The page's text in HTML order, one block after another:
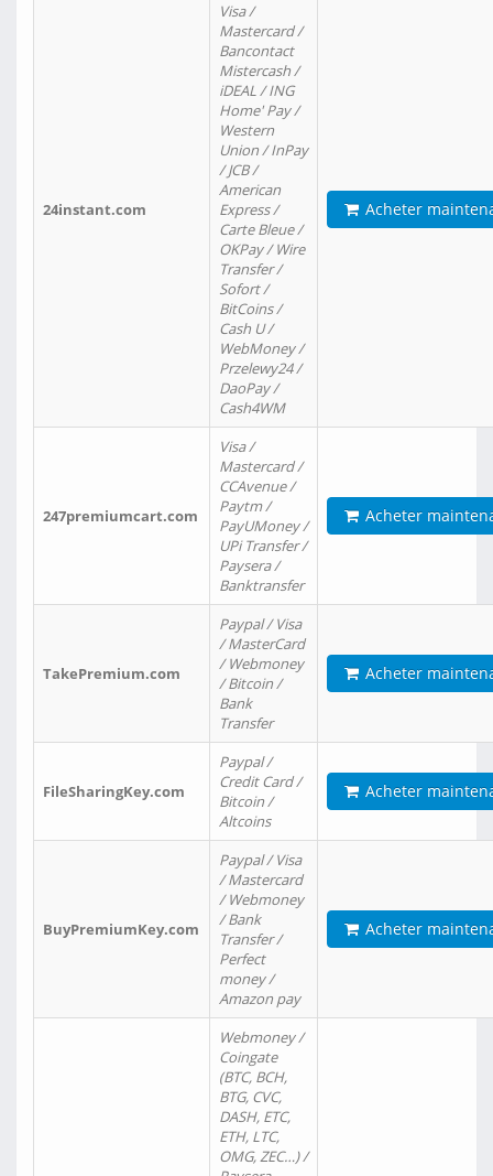
24instant.com
Visa /
Mastercard /
Bancontact
Mistercash /
iDEAL / ING
Home' Pay /
Western
Union / InPay
/ JCB /
American
Express /
Carte Bleue /
OKPay / Wire
Transfer /
Sofort /
BitCoins /
Cash U /
WebMoney /
Przelewy24 /
DaoPay /
Cash4WM
Acheter
247premiumcart.com
Visa /
Mastercard /
CCAvenue /
Paytm /
PayUMoney /
UPi Transfer /
Paysera /
Banktransfer
Acheter
TakePremium.com
Paypal / Visa
/ MasterCard
/ Webmoney
/ Bitcoin /
Bank
Transfer
Acheter
FileSharingKey.com
Paypal /
Credit Card /
Bitcoin /
Altcoins
Acheter
BuyPremiumKey.com
Paypal / Visa
/ Mastercard
/ Webmoney
/ Bank
Transfer /
Perfect
money /
Amazon pay
Acheter
Webmoney /
Coingate
(BTC, BCH,
BTG, CVC,
DASH, ETC,
ETH, LTC,
OMG, ZEC…) /